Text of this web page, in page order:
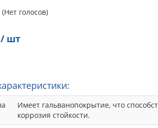
(Нет голосов)
/ шт
Имеет гальванопокрытие, что
коррозия стойкости.